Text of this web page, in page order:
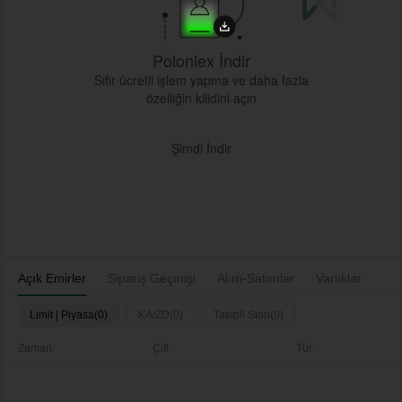
Açık Emirler Sipariş Geçmişi Alım-Satımlar Varlıklar
Limit | Piyasa(0) KA/ZD(0) Takipli Stop(0)
Zaman Çift Tür
Poloniex İndir
Sıfır ücretli işlem yapma ve daha fazla
özelliğin kilidini açın
Şimdi İndir